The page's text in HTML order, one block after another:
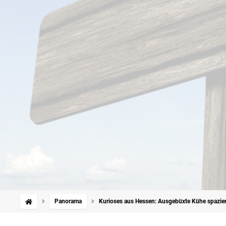
Panorama Kurioses aus Hessen: Ausgebüxte Kühe